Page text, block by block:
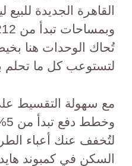
القاهرة الجديدة
تُحاك الوحدات هنا
لتستوعب كل ما تحلم
لتُخفف عنك أعباء
السكن في كمبوند